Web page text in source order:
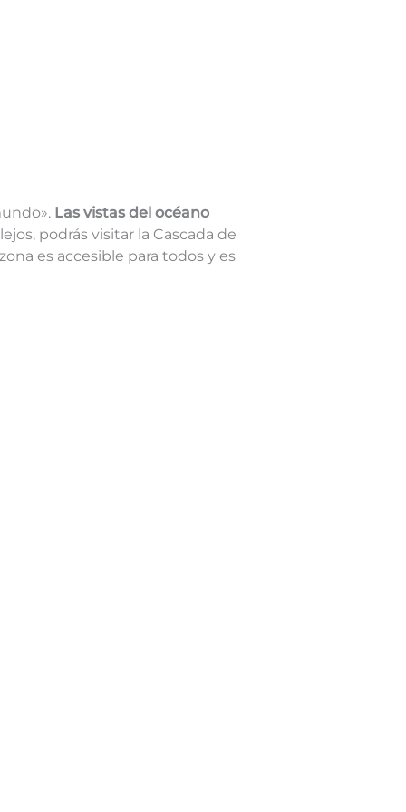
Las vistas del océano
podrás visitar la Cascada de
es accesible para todos y es